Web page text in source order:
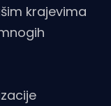
krajevima